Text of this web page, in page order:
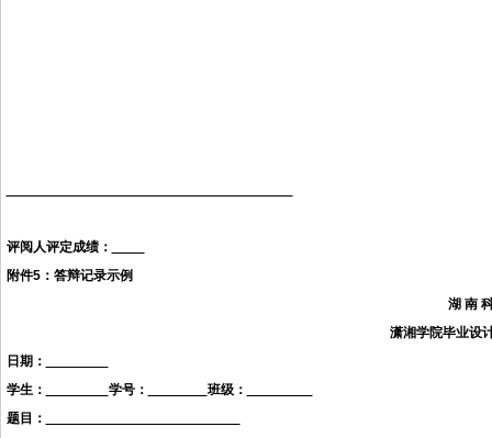
评阅人评定成绩：
附件5：答辩记录示例
湖 南
潇湘学院毕业设
日期：
学生：
学号：
班级：
题目：